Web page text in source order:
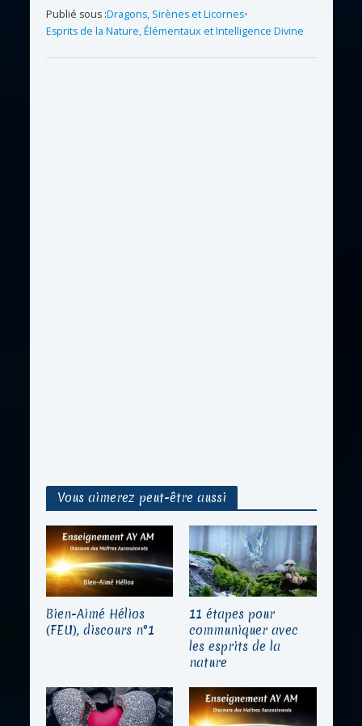
Publié sous :Dragons, Sirènes et Licornes•
Esprits de la Nature, Élémentaux et Intelligence Divine
Vous aimerez peut-être aussi
Bien-Aimé Hélios
(FEU), discours n°1
11 étapes pour
communiquer avec
les esprits de la
nature